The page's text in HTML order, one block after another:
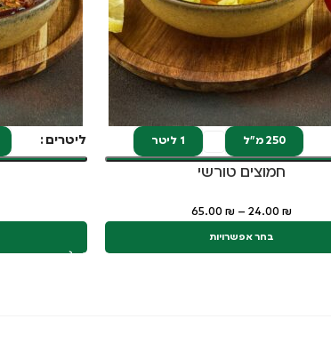
250 מ"ל 1 ליטר
חמוצים טורשי
24.00₪
–
65.00₪
בחר אפשרויות
ליטרים